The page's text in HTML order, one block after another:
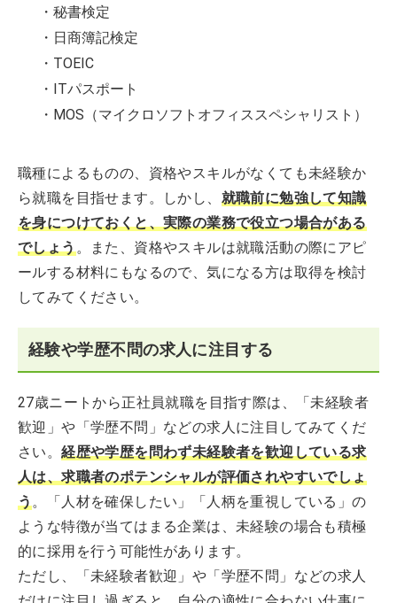
・秘書検定
・日商簿記検定
・TOEIC
・ITパスポート
・MOS（マイクロソフトオフィススペシャリスト）
職種によるものの、資格やスキルがなくても未経験か
ら就職を目指せます。しかし、 就職前に勉強して知識
を身につけておくと、実際の業務で役立つ場合がある
でしょう。また、資格やスキルは就職活動の際にアピ
ールする材料にもなるので、気になる方は取得を検討
してみてください。
経験や学歴不問の求人に注目する
27歳ニートから正社員就職を目指す際は、「未経験者
歓迎」や「学歴不問」などの求人に注目してみてくだ
さい。経歴や学歴を問わず未経験者を歓迎している求
人は、求職者のポテンシャルが評価されやすいでしょ
う。「人材を確保したい」「人柄を重視している」の
ような特徴が当てはまる企業は、未経験の場合も積極
的に採用を行う可能性があります。
ただし、「未経験者歓迎」や「学歴不問」などの求人